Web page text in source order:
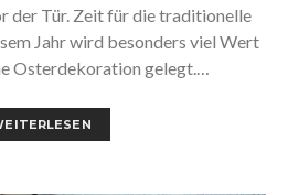
der Tür. Zeit für die traditionelle
Jahr wird besonders viel Wert
Osterdekoration gelegt.…